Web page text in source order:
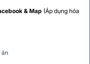
& Map (Áp dụng hóa
án